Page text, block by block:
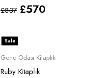
£837 £570
Sale
Genç Odası Kitaplık
Ruby Kitaplık